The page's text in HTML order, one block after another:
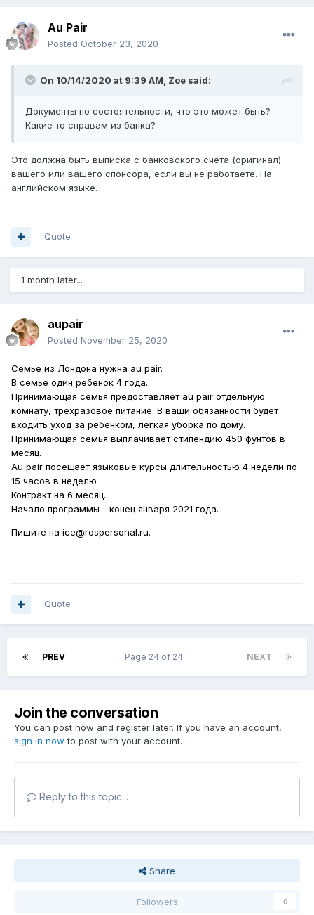
Au Pair
Posted October 23, 2020
On 10/14/2020 at 9:39 AM, Zoe said:
Документы по состоятельности, что это может быть?
Какие то справам из банка?
Это должна быть выписка с банковского счёта (оригинал)
вашего или вашего спонсора, если вы не работаете. На
английском языке.
Quote
1 month later...
aupair
Posted November 25, 2020
Семье из Лондона нужна au pair.
В семье один ребенок 4 года.
Принимающая семья предоставляет au pair отдельную
комнату, трехразовое питание. В ваши обязанности будет
входить уход за ребенком, легкая уборка по дому.
Принимающая семья выплачивает стипендию 450 фунтов в
месяц.
Au pair посещает языковые курсы длительностью 4 недели по
15 часов в неделю
Контракт на 6 месяц.
Начало программы - конец января 2021 года.
Пишите на ice@rospersonal.ru.
Quote
PREV NEXT
Page 24 of 24
Join the conversation
You can post now and register later. If you have an account,
sign in now to post with your account.
Reply to this topic...
Share
Followers 0